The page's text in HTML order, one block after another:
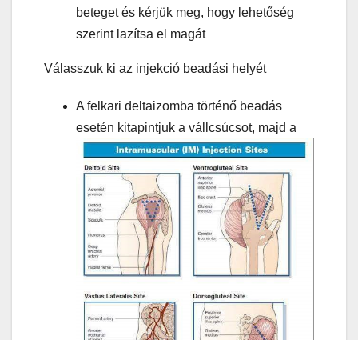
beteget és kérjük meg, hogy lehetőség
szerint lazítsa el magát
Válasszuk ki az injekció beadási helyét
A felkari deltaizomba történő beadás
esetén kitapintjuk a vállcsúcsot, majd a